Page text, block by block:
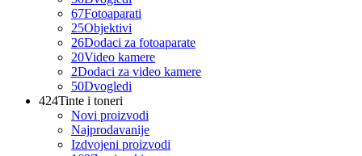
67Fotoaparati
25Objektivi
26Dodaci za fotoaparate
20Video kamere
2Dodaci za video kamere
50Dvogledi
424Tinte i toneri
Novi proizvodi
Najprodavanije
Izdvojeni proizvodi